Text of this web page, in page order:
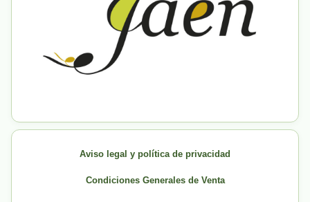
Aviso legal y política de privacidad
Condiciones Generales de Venta